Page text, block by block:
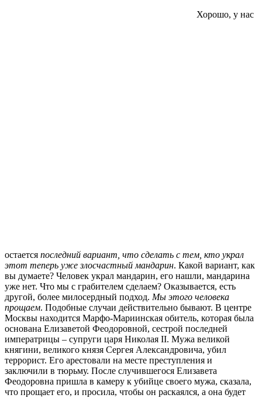
Хорошо, у нас
остается последний вариант, что сделать с тем, кто украл
этот теперь уже злосчастный мандарин. Какой вариант, как
вы думаете? Человек украл мандарин, его нашли, мандарина
уже нет. Что мы с грабителем сделаем? Оказывается, есть
другой, более милосердный подход. Мы этого человека
прощаем. Подобные случаи действительно бывают. В центре
Москвы находится Марфо-Мариинская обитель, которая была
основана Елизаветой Феодоровной, сестрой последней
императрицы – супруги царя Николая II. Мужа великой
княгини, великого князя Сергея Александровича, убил
террорист. Его арестовали на месте преступления и
заключили в тюрьму. После случившегося Елизавета
Феодоровна пришла в камеру к убийце своего мужа, сказала,
что прощает его, и просила, чтобы он раскаялся, а она будет